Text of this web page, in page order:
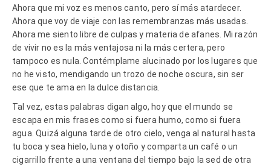
Ahora que mi voz es menos canto, pero sí más atardecer.
Ahora que voy de viaje con las remembranzas más usadas.
Ahora me siento libre de culpas y materia de afanes. Mi razón
de vivir no es la más ventajosa ni la más certera, pero
tampoco es nula. Contémplame alucinado por los lugares que
no he visto, mendigando un trozo de noche oscura, sin ser
ese que te ama en la dulce distancia.
Tal vez, estas palabras digan algo, hoy que el mundo se
escapa en mis frases como si fuera humo, como si fuera
agua. Quizá alguna tarde de otro cielo, venga al natural hasta
tu boca y sea hielo, luna y otoño y comparta un café o un
cigarrillo frente a una ventana del tiempo bajo la sed de otra